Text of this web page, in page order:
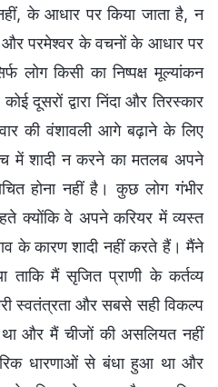
के आधार पर किया जाता है, न
परमेश्वर के वचनों के आधार पर
लोग किसी का निष्पक्ष मूल्यांकन
दूसरों द्वारा निंदा और तिरस्कार
की वंशावली आगे बढ़ाने के लिए
में शादी न करने का मतलब अपने
होना नहीं है। कुछ लोग गंभीर
क्योंकि वे अपने करियर में व्यस्त
के कारण शादी नहीं करते हैं। मैंने
ताकि मैं सृजित प्राणी के कर्तव्य
स्वतंत्रता और सबसे सही विकल्प
और मैं चीजों की असलियत नहीं
धारणाओं से बंधा हुआ था और